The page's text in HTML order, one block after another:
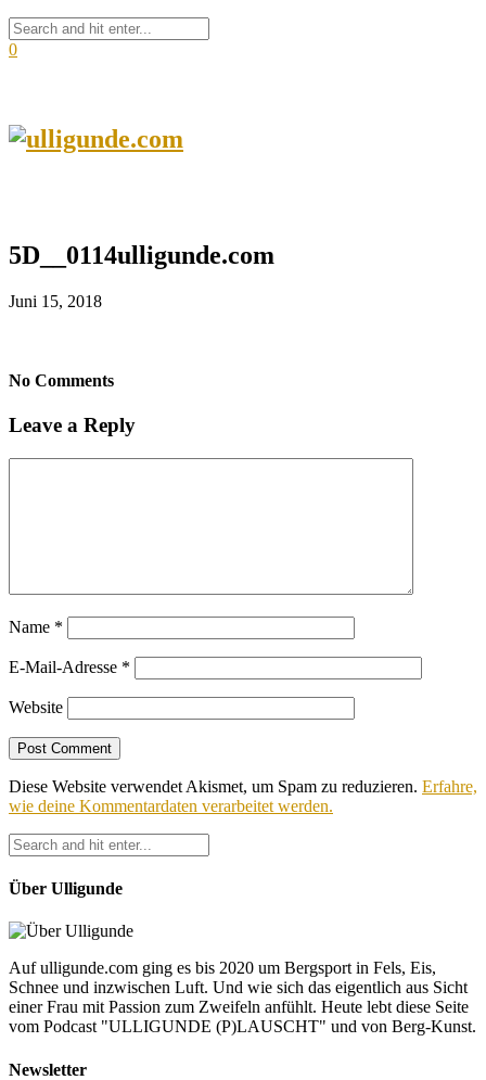
0
5D__0114ulligunde.com
Juni 15, 2018
No Comments
Leave a Reply
Name *
E-Mail-Adresse *
Website
Diese Website verwendet Akismet, um Spam zu reduzieren. Erfahre,
wie deine Kommentardaten verarbeitet werden.
Über Ulligunde
Auf ulligunde.com ging es bis 2020 um Bergsport in Fels, Eis,
Schnee und inzwischen Luft. Und wie sich das eigentlich aus Sicht
einer Frau mit Passion zum Zweifeln anfühlt. Heute lebt diese Seite
vom Podcast "ULLIGUNDE (P)LAUSCHT" und von Berg-Kunst.
Newsletter